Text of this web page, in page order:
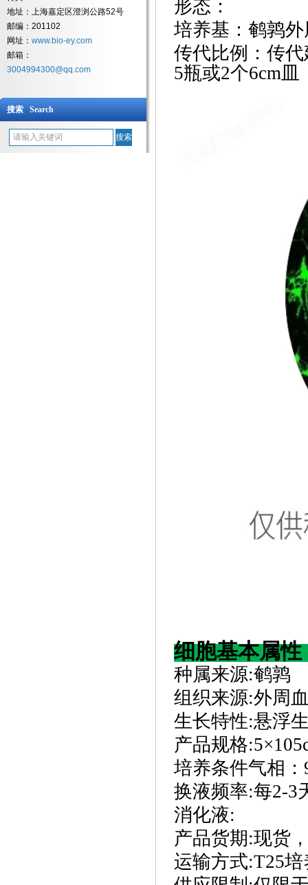
地址：上海嘉定区澄浏公路52号
邮编：201102
网址： www.bio-ey.com
邮箱：
3004994300@qq.com
搜索 Search
形态：
培养基：鹌鹑
传代比例：传
5瓶或2个6cm皿
细胞基本属性
种属来源:鹌鹑
组织来源:外周
生长特性:悬浮
产品规格:
培养条件气相：
换液频率:每2-3
消化液:
产品货期 :现货
运输方式:T25